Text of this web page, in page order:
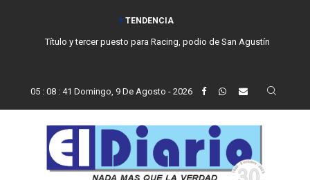
TENDENCIA
Título y tercer puesto para Racing, podio de San Agustín
05 : 08 : 42 Domingo, 9 De Agosto - 2026